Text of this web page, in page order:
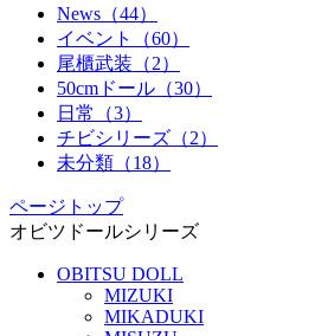
News（44）
イベント（60）
尾櫃武装（2）
50cmドール（30）
日常（3）
チビシリーズ（2）
未分類（18）
ページトップ
オビツドールシリーズ
OBITSU DOLL
MIZUKI
MIKADUKI